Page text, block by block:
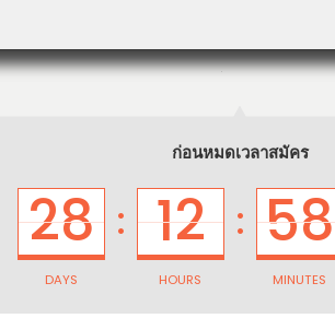
ก่อนหมดเวลาสมัคร
28
DAYS
: 12
HOURS
: 58
MINUTES